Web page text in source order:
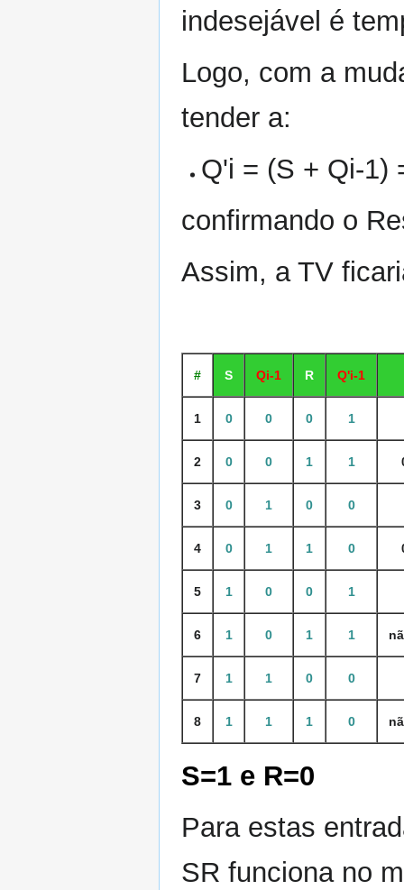
indesejável é
Logo, com a
tender a:
Q'i = (S + Qi-1)
confirmando o
Assim, a TV
# S Qi-1 R Q'i-1
1 0 0 0 1
2 0 0 1 1
3 0 1 0 0
4 0 1 1 0
5 1 0 0 1
6 1 0 1 1
7 1 1 0 0
8 1 1 1 0
S=1 e R=0
Para estas
SR funciona no